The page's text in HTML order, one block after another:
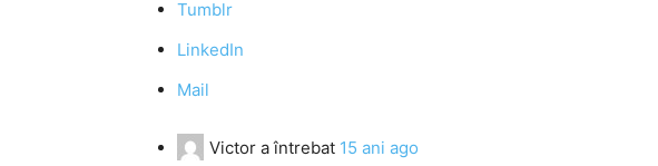
Tumblr
LinkedIn
Mail
Victor a întrebat 15 ani ago